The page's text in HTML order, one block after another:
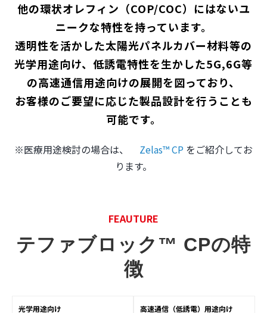
他の環状オレフィン（COP/COC）にはないユ
ニークな特性を持っています。
透明性を活かした太陽光パネルカバー材料等の
光学用途向け、低誘電特性を生かした5G,6G等
の高速通信用途向けの展開を図っており、
お客様のご要望に応じた製品設計を行うことも
可能です。
※医療用途検討の場合は、 Zelas™ CP をご紹介してお
ります。
FEAUTURE
テファブロック™ CPの特
徴
光学用途向け 高速通信（低誘電）用途向け